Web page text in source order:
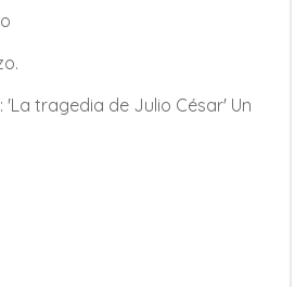
: 'La tragedia de Julio César' Un